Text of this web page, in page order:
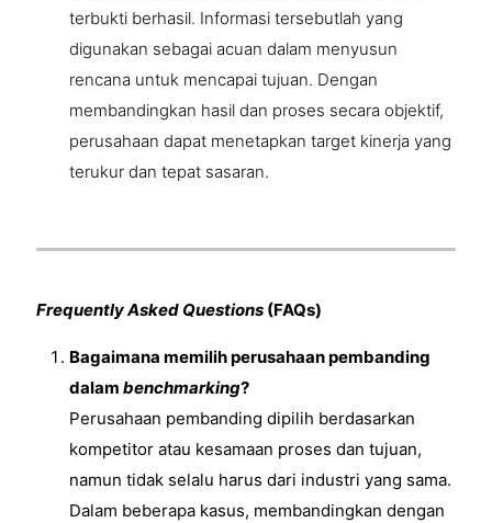
terbukti berhasil. Informasi tersebutlah yang
digunakan sebagai acuan dalam menyusun
rencana untuk mencapai tujuan. Dengan
membandingkan hasil dan proses secara objektif,
perusahaan dapat menetapkan target kinerja yang
terukur dan tepat sasaran.
Frequently Asked Questions (FAQs)
Bagaimana memilih perusahaan pembanding
dalam benchmarking?
Perusahaan pembanding dipilih berdasarkan
kompetitor atau kesamaan proses dan tujuan,
namun tidak selalu harus dari industri yang sama.
Dalam beberapa kasus, membandingkan dengan